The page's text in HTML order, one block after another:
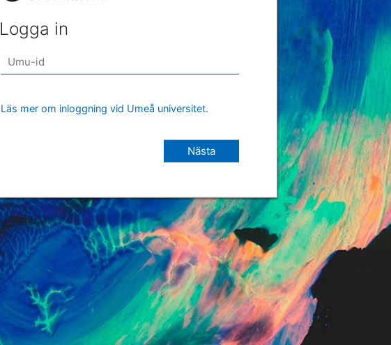
Logga in
Läs mer om inloggning vid Umeå universitet.
Nästa